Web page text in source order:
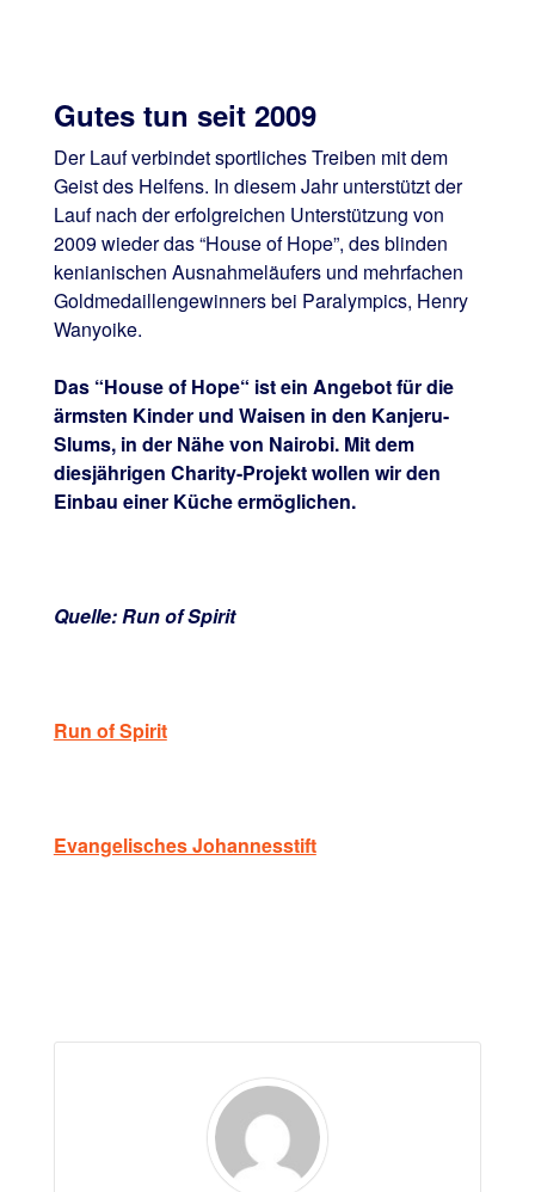
Gutes tun seit 2009
Der Lauf verbindet sportliches Treiben mit dem
Geist des Helfens. In diesem Jahr unterstützt der
Lauf nach der erfolgreichen Unterstützung von
2009 wieder das “House of Hope”, des blinden
kenianischen Ausnahmeläufers und mehrfachen
Goldmedaillengewinners bei Paralympics, Henry
Wanyoike.
Das “House of Hope“ ist ein Angebot für die
ärmsten Kinder und Waisen in den Kanjeru-
Slums, in der Nähe von Nairobi. Mit dem
diesjährigen Charity-Projekt wollen wir den
Einbau einer Küche ermöglichen.
Quelle: Run of Spirit
Run of Spirit
Evangelisches Johannesstift